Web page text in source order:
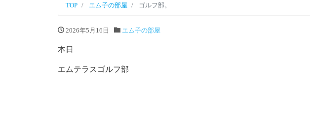
TOP エム子の部屋 ゴルフ部。
2026年5月16日 エム子の部屋
本日
エムテラスゴルフ部